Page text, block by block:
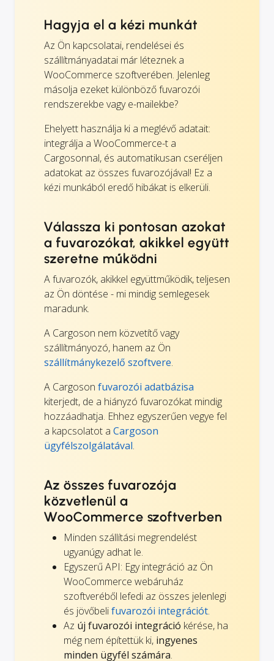
Hagyja el a kézi munkát
Az Ön kapcsolatai, rendelései és
szállítmányadatai már léteznek a
WooCommerce szoftverében. Jelenleg
másolja ezeket különböző fuvarozói
rendszerekbe vagy e-mailekbe?
Ehelyett használja ki a meglévő adatait:
integrálja a WooCommerce-t a
Cargosonnal, és automatikusan cseréljen
adatokat az összes fuvarozójával! Ez a
kézi munkából eredő hibákat is elkerüli.
Válassza ki pontosan azokat
a fuvarozókat, akikkel együtt
szeretne működni
A fuvarozók, akikkel együttműködik, teljesen
az Ön döntése - mi mindig semlegesek
maradunk.
A Cargoson nem közvetítő vagy
szállítmányozó, hanem az Ön
szállítmánykezelő szoftvere.
A Cargoson fuvarozói adatbázisa
kiterjedt, de a hiányzó fuvarozókat mindig
hozzáadhatja. Ehhez egyszerűen vegye fel
a kapcsolatot a Cargoson
ügyfélszolgálatával.
Az összes fuvarozója
közvetlenül a
WooCommerce szoftverben
Minden szállítási megrendelést
ugyanúgy adhat le.
Egyszerű API: Egy integráció az Ön
WooCommerce webáruház
szoftveréből lefedi az összes jelenlegi
és jövőbelifuvarozói integrációt.
Az új fuvarozói integráció kérése, ha
még nem építettük ki, ingyenes
minden ügyfél számára.